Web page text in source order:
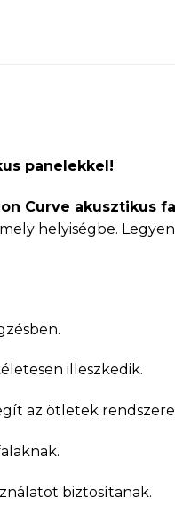
panelekkel!
Curve akusztikus
helyiségbe.
illeszkedik.
az ötletek
biztosítanak.